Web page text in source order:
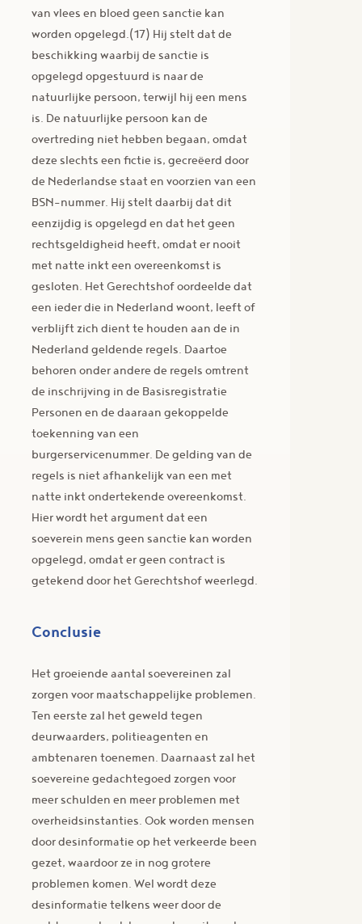
van vlees en bloed geen sanctie kan
worden opgelegd.(17) Hij stelt dat de
beschikking waarbij de sanctie is
opgelegd opgestuurd is naar de
natuurlijke persoon, terwijl hij een mens
is. De natuurlijke persoon kan de
overtreding niet hebben begaan, omdat
deze slechts een fictie is, gecreëerd door
de Nederlandse staat en voorzien van een
BSN-nummer. Hij stelt daarbij dat dit
eenzijdig is opgelegd en dat het geen
rechtsgeldigheid heeft, omdat er nooit
met natte inkt een overeenkomst is
gesloten. Het Gerechtshof oordeelde dat
een ieder die in Nederland woont, leeft of
verblijft zich dient te houden aan de in
Nederland geldende regels. Daartoe
behoren onder andere de regels omtrent
de inschrijving in de Basisregistratie
Personen en de daaraan gekoppelde
toekenning van een
burgerservicenummer. De gelding van de
regels is niet afhankelijk van een met
natte inkt ondertekende overeenkomst.
Hier wordt het argument dat een
soeverein mens geen sanctie kan worden
opgelegd, omdat er geen contract is
getekend door het Gerechtshof weerlegd.
Conclusie
Het groeiende aantal soevereinen zal
zorgen voor maatschappelijke problemen.
Ten eerste zal het geweld tegen
deurwaarders, politieagenten en
ambtenaren toenemen. Daarnaast zal het
soevereine gedachtegoed zorgen voor
meer schulden en meer problemen met
overheidsinstanties. Ook worden mensen
door desinformatie op het verkeerde been
gezet, waardoor ze in nog grotere
problemen komen. Wel wordt deze
desinformatie telkens weer door de